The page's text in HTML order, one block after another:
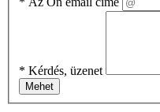
* Kérdés, üzenet
Mehet